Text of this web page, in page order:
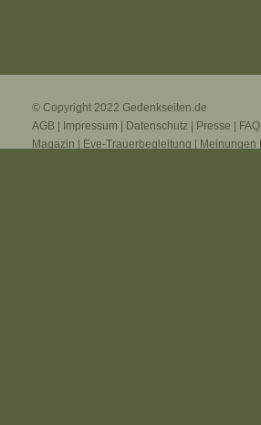
© Copyright 2022 Gedenkseiten.de
AGB
Impressum Datenschutz Presse
FAQ
Magazin
Eve-Trauerbegleitung Meinungen